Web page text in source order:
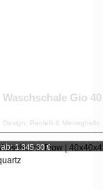
Waschschale Gio 40
Design: Paolelli & Meneghello
ab: 1.345,30 €